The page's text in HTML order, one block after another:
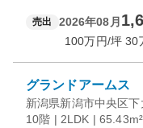
売出 2026年08月
100万円/坪 30
グランドアームス
新潟県新潟市中央区
10階 | 2LDK |